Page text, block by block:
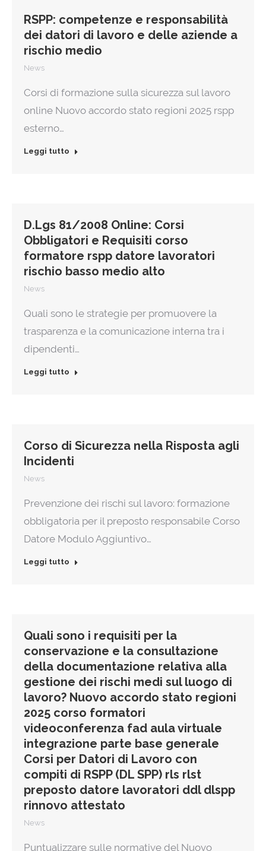
RSPP: competenze e responsabilità
dei datori di lavoro e delle aziende a
rischio medio
News
Corsi di formazione sulla sicurezza sul lavoro
online Nuovo accordo stato regioni 2025 rspp
esterno…
Leggi tutto
D.Lgs 81/2008 Online: Corsi
Obbligatori e Requisiti corso
formatore rspp datore lavoratori
rischio basso medio alto
News
Quali sono le strategie per promuovere la
trasparenza e la comunicazione interna tra i
dipendenti…
Leggi tutto
Corso di Sicurezza nella Risposta agli
Incidenti
News
Prevenzione dei rischi sul lavoro: formazione
obbligatoria per il preposto responsabile Corso
Datore Modulo Aggiuntivo…
Leggi tutto
Quali sono i requisiti per la
conservazione e la consultazione
della documentazione relativa alla
gestione dei rischi medi sul luogo di
lavoro? Nuovo accordo stato regioni
2025 corso formatori
videoconferenza fad aula virtuale
integrazione parte base generale
Corsi per Datori di Lavoro con
compiti di RSPP (DL SPP) rls rlst
preposto datore lavoratori ddl dlspp
rinnovo attestato
News
Puntualizzare sulle normative del Nuovo